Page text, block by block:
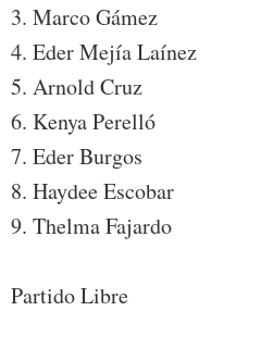
3. Marco Gámez
4. Eder Mejía Laínez
5. Arnold Cruz
6. Kenya Perelló
7. Eder Burgos
8. Haydee Escobar
9. Thelma Fajardo
Partido Libre